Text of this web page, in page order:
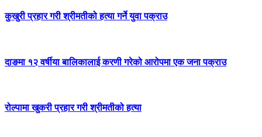
कुखुरी प्रहार गरी श्रीमतीको हत्या गर्ने युवा पक्राउ
दाङमा १२ वर्षीया बालिकालाई करणी गरेको आरोपमा एक जना पक्राउ
रोल्पामा खुकरी प्रहार गरी श्रीमतीको हत्या